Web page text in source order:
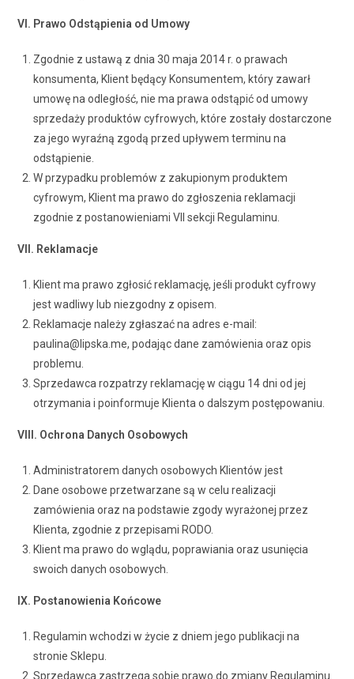
VI. Prawo Odstąpienia od Umowy
Zgodnie z ustawą z dnia 30 maja 2014 r. o prawach
konsumenta, Klient będący Konsumentem, który zawarł
umowę na odległość, nie ma prawa odstąpić od umowy
sprzedaży produktów cyfrowych, które zostały dostarczone
za jego wyraźną zgodą przed upływem terminu na
odstąpienie.
W przypadku problemów z zakupionym produktem
cyfrowym, Klient ma prawo do zgłoszenia reklamacji
zgodnie z postanowieniami VII sekcji Regulaminu.
VII. Reklamacje
Klient ma prawo zgłosić reklamację, jeśli produkt cyfrowy
jest wadliwy lub niezgodny z opisem.
Reklamacje należy zgłaszać na adres e-mail:
paulina@lipska.me, podając dane zamówienia oraz opis
problemu.
Sprzedawca rozpatrzy reklamację w ciągu 14 dni od jej
otrzymania i poinformuje Klienta o dalszym postępowaniu.
VIII. Ochrona Danych Osobowych
Administratorem danych osobowych Klientów jest
Dane osobowe przetwarzane są w celu realizacji
zamówienia oraz na podstawie zgody wyrażonej przez
Klienta, zgodnie z przepisami RODO.
Klient ma prawo do wglądu, poprawiania oraz usunięcia
swoich danych osobowych.
IX. Postanowienia Końcowe
Regulamin wchodzi w życie z dniem jego publikacji na
stronie Sklepu.
Sprzedawca zastrzega sobie prawo do zmiany Regulaminu.